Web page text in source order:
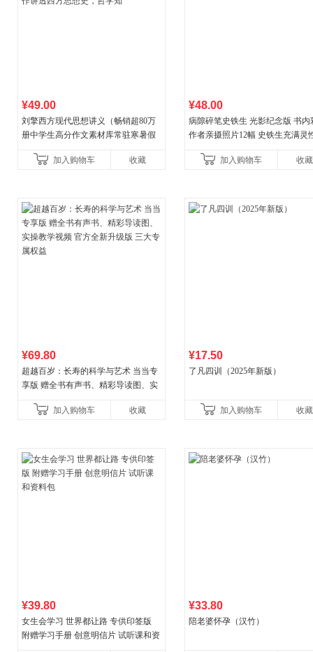
¥49.00
刘擎西方现代思想讲义（畅销超80万
册中学生高分作文素材库常驻寒暑假
讲透西方思想史，哲学知
加入购物车 收藏
¥48.00
病隙碎笔史铁生 光影纪念版 书内
作者亲摄照片12幅 史铁生充满灵
加入购物车
收藏
¥69.80
超越百岁：长寿的科学与艺术 当当专
享版 赠全书有声书、精彩导读图、实
权益
加入购物车 收藏
¥17.50
了凡四训（2025年新版）
加入购物车 收藏
¥39.80
女生会学习 世界都让路 专供印签版
附赠学习手册 创意明信片 试听课和资
¥33.80
陪老婆怀孕（汉竹）